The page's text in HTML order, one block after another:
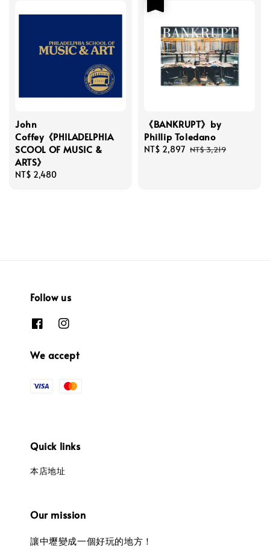
John
Coffey《PHILADELPHIA
SCOOL OF MUSIC &
ARTS》
Regular
NT$ 2,480
《BANKRUPT》by
Phillip Toledano
Sale
NT$ 2,897 Regular
NT$ 3,219
Follow us
We accept
Quick links
本店地址
Our mission
讓中壢變成一個好玩的地方！